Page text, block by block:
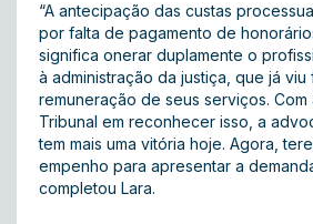
“A antecipação das custas
por falta de pagamento de
significa onerar duplamente o
à administração da justiça, que já viu
remuneração de seus serviços.
Tribunal em reconhecer isso, a
tem mais uma vitória hoje. Agora,
empenho para apresentar a
completou Lara.